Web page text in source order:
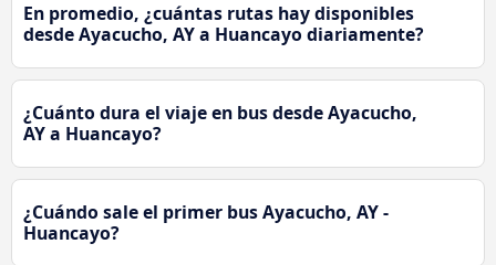
En promedio, ¿cuántas rutas hay disponibles
desde Ayacucho, AY a Huancayo diariamente?
¿Cuánto dura el viaje en bus desde Ayacucho,
AY a Huancayo?
¿Cuándo sale el primer bus Ayacucho, AY -
Huancayo?